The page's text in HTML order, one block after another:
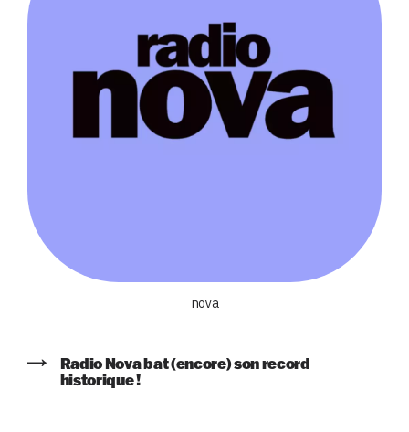
nova
Radio Nova bat (encore) son record
historique !